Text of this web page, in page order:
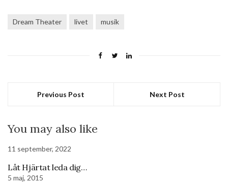
Dream Theater livet musik
Previous Post Next Post
You may also like
11 september, 2022
Låt Hjärtat leda dig…
5 maj, 2015